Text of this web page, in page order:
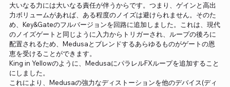
大いなる力には大いなる責任が伴うからです。つまり、ゲインと高出
力ボリュームがあれば、ある程度のノイズは避けられません。そのた
め、Key&Gateのフルバージョンを回路に追加しました。これは、現代
のノイズゲートと同じように入力からトリガーされ、ループの後ろに
配置されるため、Medusaとブレンドするあらゆるものがゲートの恩
恵を受けることができます。
King in Yellowのように、MedusaにパラレルFXループを追加すること
にしました。
これにより、Medusaの強力なディストーションを他のデバイス(ディ